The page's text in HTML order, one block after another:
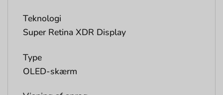
Teknologi
Super Retina XDR Display
Type
OLED-skærm